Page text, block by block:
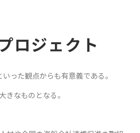
ロジェクト
った観点からも有意義である。
きなものとなる。